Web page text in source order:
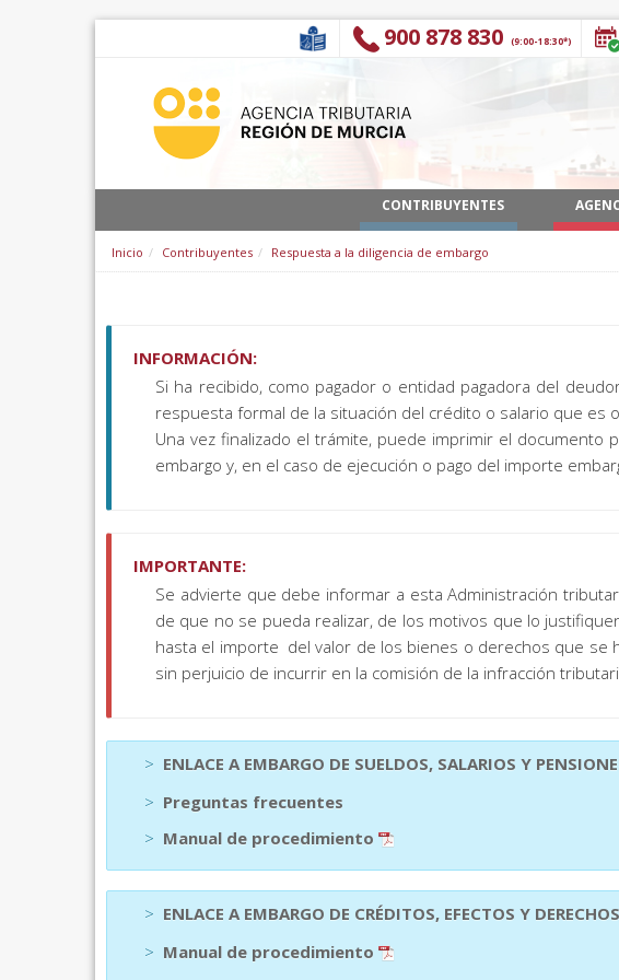
900 878 830 (9:00-18:30*)
CONTRIBUYENTES
Inicio Contribuyentes Respuesta a la diligencia de embargo
INFORMACIÓN:
Si ha recibido, como pagador o entidad pagadora del
respuesta formal de la situación del crédito o salario que es
Una vez finalizado el trámite, puede imprimir el
embargo y, en el caso de ejecución o pago del importe
IMPORTANTE:
Se advierte que debe informar a esta Administración
de que no se pueda realizar, de los motivos que lo
hasta el importe del valor de los bienes o derechos que se
sin perjuicio de incurrir en la comisión de la infracción
> ENLACE A EMBARGO DE SUELDOS, SALARIOS Y
> Preguntas frecuentes
> Manual de procedimiento
> ENLACE A EMBARGO DE CRÉDITOS, EFECTOS Y
> Manual de procedimiento